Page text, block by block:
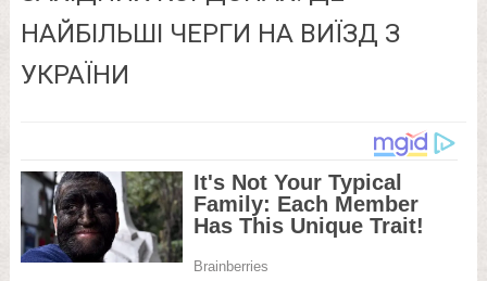
НАЙБІЛЬШІ ЧЕРГИ НА ВИЇЗД З
УКРАЇНИ